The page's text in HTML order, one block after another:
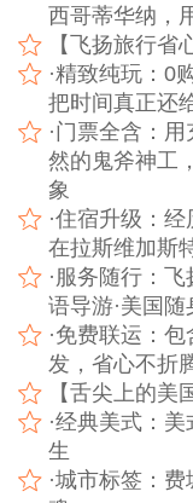
西哥蒂华纳，
【飞扬旅行省
·精致纯玩：0
把时间真正还
·门票全含：
然的鬼斧神工
象
·住宿升级：
在拉斯维加斯
·服务随行：
语导游·美国
·免费联运：
发，省心不折
【舌尖上的美
·经典美式：
生
·城市标签：